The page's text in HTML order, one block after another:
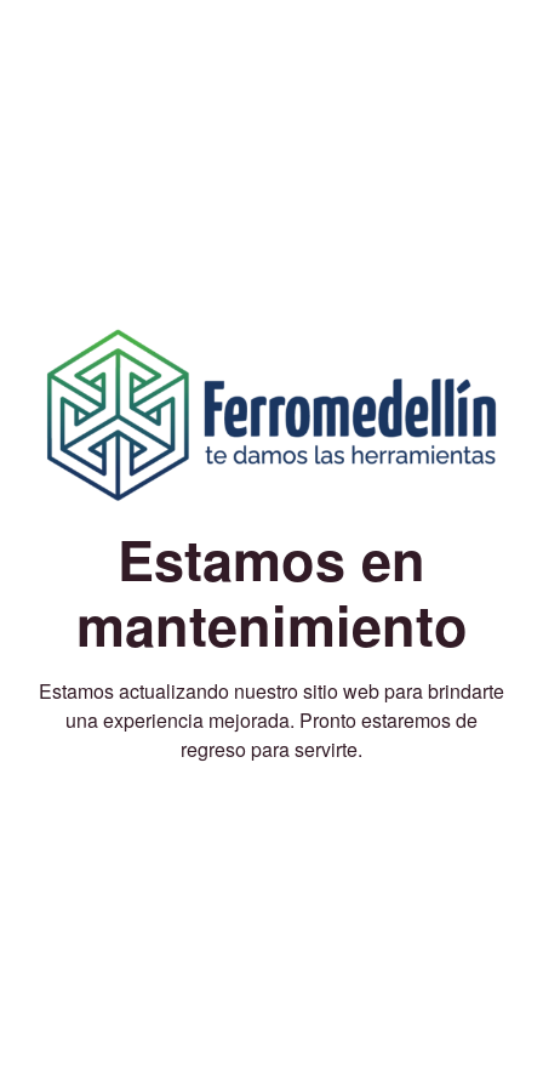
Estamos en
mantenimiento
Estamos actualizando nuestro sitio web para brindarte
una experiencia mejorada. Pronto estaremos de
regreso para servirte.